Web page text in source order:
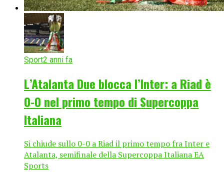
Sport2 anni fa
L’Atalanta Due blocca l’Inter: a Riad è
0-0 nel primo tempo di Supercoppa
Italiana
Si chiude sullo 0-0 a Riad il primo tempo fra Inter e
Atalanta, semifinale della Supercoppa Italiana EA
Sports